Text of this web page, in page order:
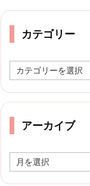
カテゴリー
テ
リ
アーカイブ
ー